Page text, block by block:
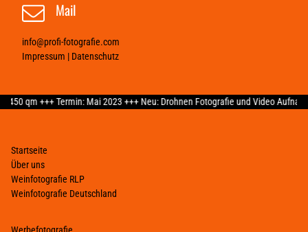
Mail
info@profi-fotografie.com
Impressum | Datenschutz
Mai 2023 +++ Neu: Drohnen Fotografie und Video Aufnahmen +++
Startseite
Über uns
Weinfotografie RLP
Weinfotografie Deutschland